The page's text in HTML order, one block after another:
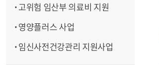
고위험 임산부 의료비 지원
영양플러스 사업
임신사전건강관리 지원사업